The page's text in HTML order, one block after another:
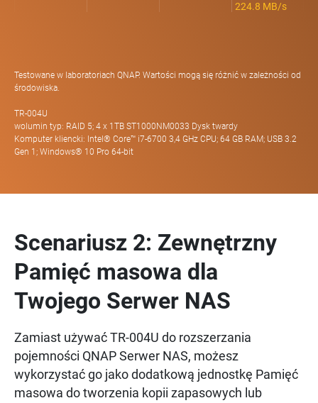
224.8 MB/s
Testowane w laboratoriach QNAP. Wartości mogą się różnić w zależności od
środowiska.
TR-004U
wolumin typ: RAID 5; 4 x 1TB ST1000NM0033 Dysk twardy
Komputer kliencki: Intel® Core™ i7-6700 3,4 GHz CPU; 64 GB RAM; USB 3.2
Gen 1; Windows® 10 Pro 64-bit
Scenariusz 2: Zewnętrzny
Pamięć masowa dla
Twojego Serwer NAS
Zamiast używać TR-004U do rozszerzania
pojemności QNAP Serwer NAS, możesz
wykorzystać go jako dodatkową jednostkę Pamięć
masowa do tworzenia kopii zapasowych lub